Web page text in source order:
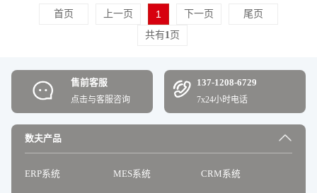
首页 上一页 1 下一页
尾页
共有1 页
售前客服
点击与客服咨询
137-1208-6729
7x24小时电话
数夫产品
ERP系统 MES系统 CRM系统